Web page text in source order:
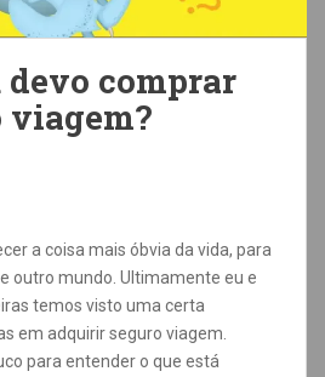
devo comprar
viagem?
a coisa mais óbvia da vida, para
outro mundo. Ultimamente eu e
temos visto uma certa
em adquirir seguro viagem.
para entender o que está